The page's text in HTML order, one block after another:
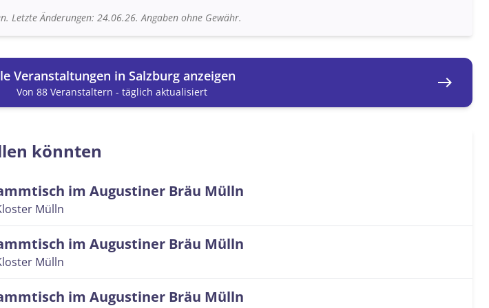
Letzte Änderungen: 24.06.26. Angaben ohne Gewähr.
Veranstaltungen in Salzburg anzeigen
Von 88 Veranstaltern - täglich aktualisiert east
könnten
im Augustiner Bräu Mülln
Mülln
im Augustiner Bräu Mülln
Mülln
im Augustiner Bräu Mülln